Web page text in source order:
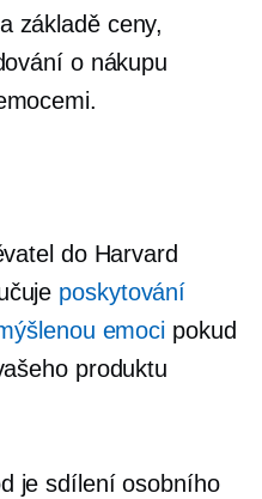
základě ceny,
o nákupu
do Harvard
poskytování
emoci pokud
produktu
je sdílení osobního